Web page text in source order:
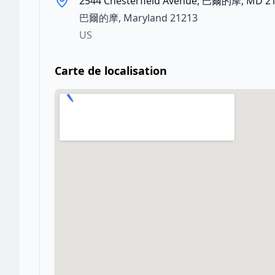
巴爾的摩, Maryland 21213
US
Carte de localisation